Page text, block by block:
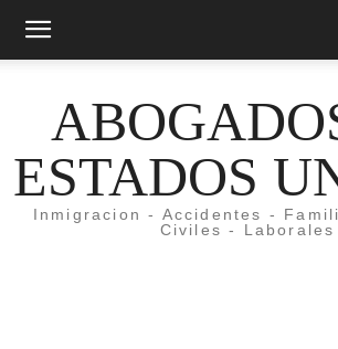
ESTADOS
Inmigracion - Accidentes -
Civiles - Laborales